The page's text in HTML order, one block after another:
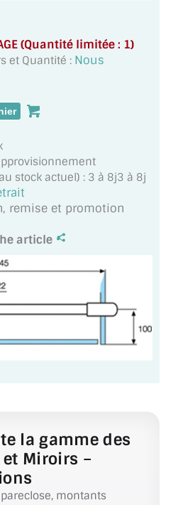
BRASSERIE
COULEUR
SPORT
DANSE
(Quantité limitée : 1)
et Quantité : Nous
stock actuel) : 3 à 8j3 à 8j
remise et promotion
article
la gamme des
Miroirs –
montants